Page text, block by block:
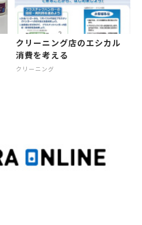
クリーニング店のエシカル
消費を考える
クリーニング